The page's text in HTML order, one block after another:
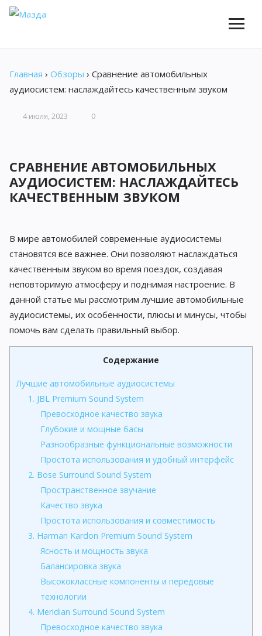
Главная › Обзоры › Сравнение автомобильных
аудиосистем: наслаждайтесь качественным звуком
4 июля, 2023 0
СРАВНЕНИЕ АВТОМОБИЛЬНЫХ
АУДИОСИСТЕМ: НАСЛАЖДАЙТЕСЬ
КАЧЕСТВЕННЫМ ЗВУКОМ
В мире автомобилей современные аудиосистемы
становятся все важнее. Они позволяют наслаждаться
качественным звуком во время поездок, создавая
неповторимую атмосферу и поднимая настроение. В
данной статье мы рассмотрим лучшие автомобильные
аудиосистемы, их особенности, плюсы и минусы, чтобы
помочь вам сделать правильный выбор.
Содержание
Лучшие автомобильные аудиосистемы
1. JBL Premium Sound System
Превосходное качество звука
Глубокие и мощные басы
Разнообразные функциональные возможности
Простота использования и удобный интерфейс
2. Bose Surround Sound System
Пространственное звучание
Качество звука
Простота использования и совместимость
3. Harman Kardon Premium Sound System
Ясность и мощность звука
Балансировка звука
Высококлассные компоненты и передовые
технологии
4. Meridian Surround Sound System
Превосходное качество звука